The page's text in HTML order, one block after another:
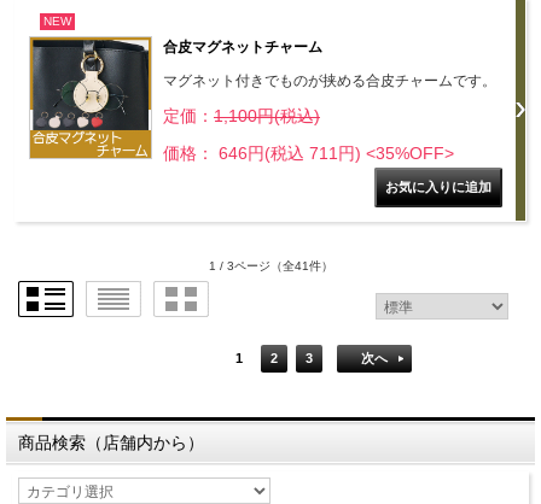
NEW
合皮マグネットチャーム
マグネット付きでものが挟める合皮チャームです。
定価： 1,100円(税込)
価格： 646円(税込 711円) <35%OFF>
1 / 3ページ （全41件）
1 2 3 次へ
商品検索（店舗内から）